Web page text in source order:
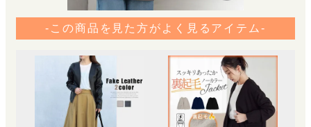
-この商品を見た方がよく見るアイテム-